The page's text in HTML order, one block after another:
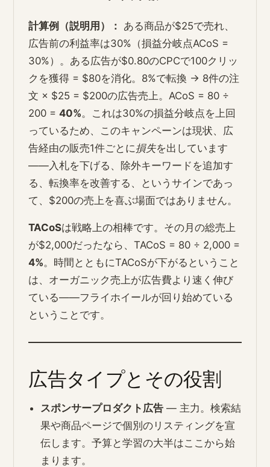
計算例（説明用）： ある商品が$25で売れ、
広告前の利益率は30%（損益分岐点ACoS =
30%）。ある広告が$0.80のCPCで100クリッ
クを獲得 = $80を消化。8%で転換 → 8件の注
文 × $25 = $200の広告売上。ACoS = 80 ÷
200 =40%。これは30%の損益分岐点を上回
っているため、このキャンペーンは現状、広
告経由の販売1件ごとに損失を出しています
――入札を下げる、除外キーワードを追加す
る、転換率を改善する、というサインであっ
て、$200の売上を喜ぶ場面ではありません。
TACoSは戦略上の相棒です。その月の総売上
が$2,000だったなら、TACoS = 80 ÷ 2,000 =
4%。時間とともにTACoSが下がるということ
は、オーガニック売上が広告費より速く伸び
ている――フライホイールが回り始めている
ということです。
広告タイプとその役割
スポンサープロダクト広告 ― 主力。検索結
果や商品ページで個別のリスティングを宣
伝します。予算と学習の大半はここから始
まります。